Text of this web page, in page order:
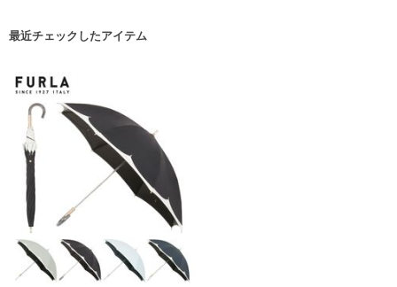
最近チェックしたアイテム